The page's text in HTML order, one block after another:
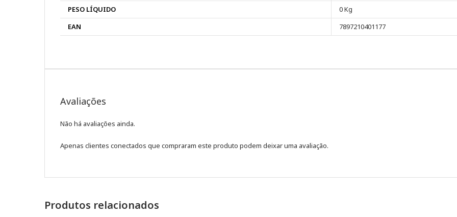
PESO LÍQUIDO
0 Kg
EAN
7897210401177
Avaliações
Não há avaliações ainda.
Apenas clientes conectados que compraram este produto podem deixar uma avaliação.
Produtos relacionados